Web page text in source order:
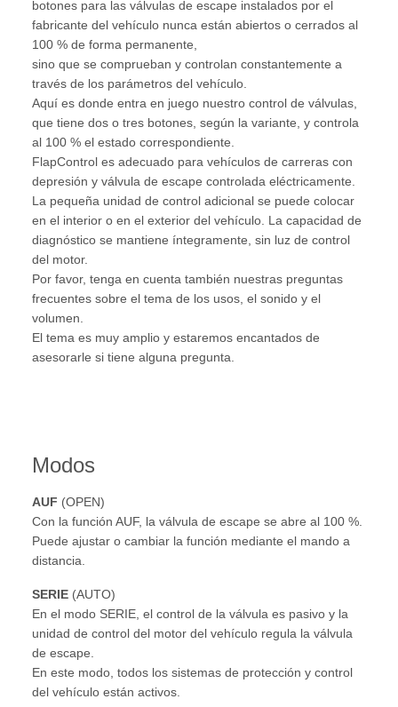
botones para las válvulas de escape instalados por el
fabricante del vehículo nunca están abiertos o cerrados al
100 % de forma permanente,
sino que se comprueban y controlan constantemente a
través de los parámetros del vehículo.
Aquí es donde entra en juego nuestro control de válvulas,
que tiene dos o tres botones, según la variante, y controla
al 100 % el estado correspondiente.
FlapControl es adecuado para vehículos de carreras con
depresión y válvula de escape controlada eléctricamente.
La pequeña unidad de control adicional se puede colocar
en el interior o en el exterior del vehículo. La capacidad de
diagnóstico se mantiene íntegramente, sin luz de control
del motor.
Por favor, tenga en cuenta también nuestras preguntas
frecuentes sobre el tema de los usos, el sonido y el
volumen.
El tema es muy amplio y estaremos encantados de
asesorarle si tiene alguna pregunta.
Modos
AUF (OPEN)
Con la función AUF, la válvula de escape se abre al 100 %.
Puede ajustar o cambiar la función mediante el mando a
distancia.
SERIE (AUTO)
En el modo SERIE, el control de la válvula es pasivo y la
unidad de control del motor del vehículo regula la válvula
de escape.
En este modo, todos los sistemas de protección y control
del vehículo están activos.